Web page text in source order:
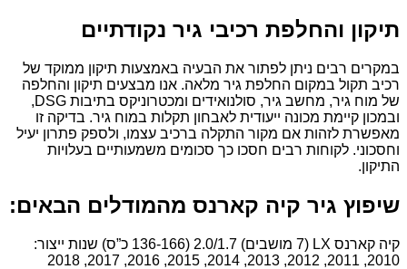
תיקון והחלפת רכיבי גיר נקודתיים
במקרים רבים ניתן לפתור את הבעיה באמצעות תיקון ממוקד של
רכיב תקול במקום החלפת גיר מלאה. אנו מבצעים תיקון והחלפה
של מוח גיר, מחשב גיר, סולנואידים ומכטרוניקס בתיבות DSG,
ובמכון קיימת מכונה ייעודית לאבחון תקלות במוח גיר. בדיקה זו
מאפשרת לזהות אם מקור התקלה ברכיב עצמו, ולספק פתרון יעיל
וחסכוני. לקוחות רבים חסכו כך סכומים משמעותיים בעלויות
התיקון.
שיפוץ גיר קיה קארנס מהמודלים הבאים:
קיה קארנס LX (7 מושבים) 2.0/1.7 (136-166 כ”ס) שנות ייצור:
2010, 2011, 2012, 2013, 2014, 2015, 2016, 2017, 2018